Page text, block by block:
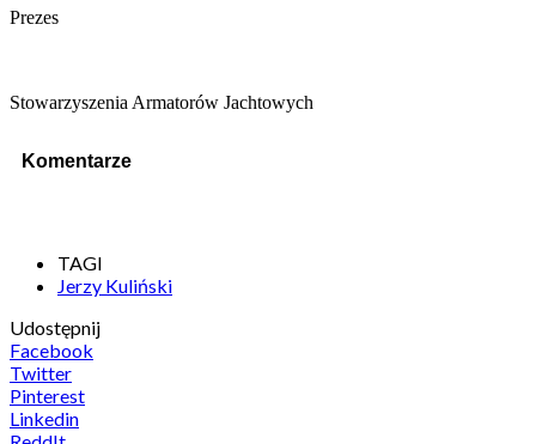
Prezes
Stowarzyszenia Armatorów Jachtowych
Komentarze
TAGI
Jerzy Kuliński
Udostępnij
Facebook
Twitter
Pinterest
Linkedin